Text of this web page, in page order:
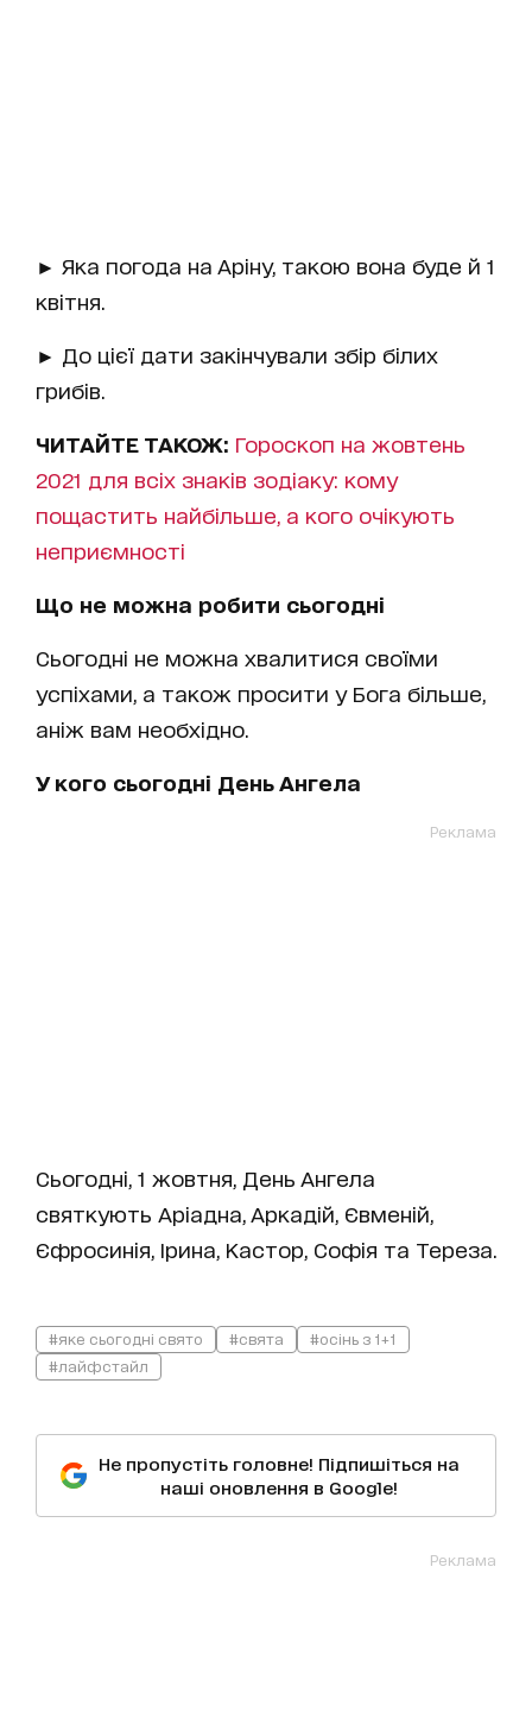
► Яка погода на Аріну, такою вона буде й 1
квітня.
► До цієї дати закінчували збір білих
грибів.
ЧИТАЙТЕ ТАКОЖ: Гороскоп на жовтень
2021 для всіх знаків зодіаку: кому
пощастить найбільше, а кого очікують
неприємності
Що не можна робити сьогодні
Сьогодні не можна хвалитися своїми
успіхами, а також просити у Бога більше,
аніж вам необхідно.
У кого сьогодні День Ангела
Реклама
Сьогодні, 1 жовтня, День Ангела
святкують Аріадна, Аркадій, Євменій,
Єфросинія, Ірина, Кастор, Софія та Тереза.
#яке сьогодні свято #свята
#осінь з 1+1
#лайфстайл
Не пропустіть головне! Підпишіться на
наші оновлення в Google!
Реклама